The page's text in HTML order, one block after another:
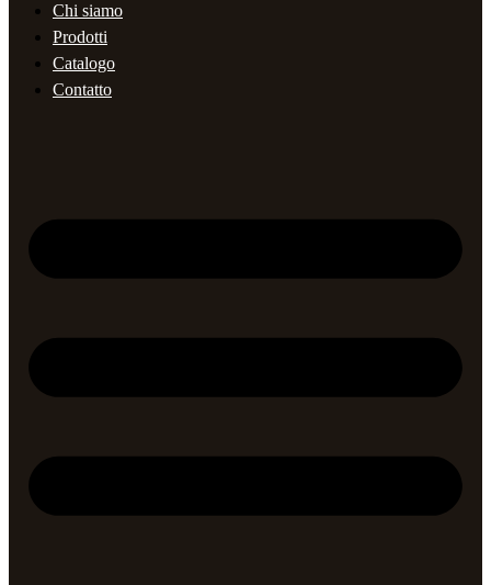
Chi siamo
Prodotti
Catalogo
Contatto